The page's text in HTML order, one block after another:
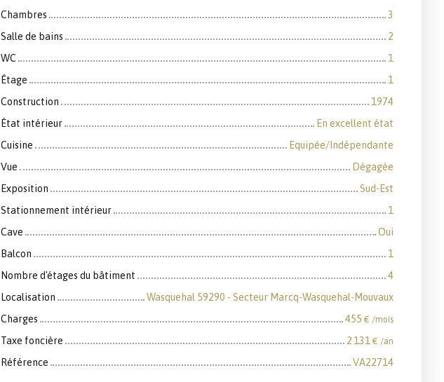
Chambres
3
Salle de bains
2
WC
1
Étage
1
Construction
1974
État intérieur
En excellent état
Cuisine
Equipée/Indépendante
Vue
Dégagée
Exposition
Sud-Est
Stationnement intérieur
1
Cave
Oui
Balcon
1
Nombre d'étages du bâtiment
4
Localisation
Wasquehal 59290 - Secteur Marcq-Wasquehal-Mouvaux
Charges
455 € /mois
Taxe foncière 2 131 € /an
Référence VA22714